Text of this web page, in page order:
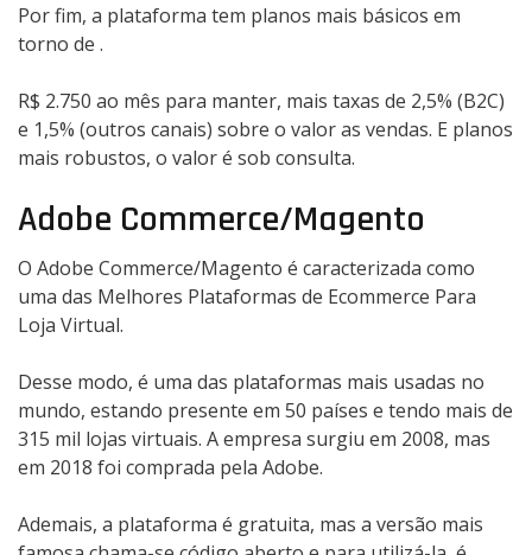
Por fim, a plataforma tem planos mais básicos em
torno de .
R$ 2.750 ao mês para manter, mais taxas de 2,5% (B2C)
e 1,5% (outros canais) sobre o valor as vendas. E planos
mais robustos, o valor é sob consulta.
Adobe Commerce/Magento
O Adobe Commerce/Magento é caracterizada como
uma das Melhores Plataformas de Ecommerce Para
Loja Virtual.
Desse modo, é uma das plataformas mais usadas no
mundo, estando presente em 50 países e tendo mais de
315 mil lojas virtuais. A empresa surgiu em 2008, mas
em 2018 foi comprada pela Adobe.
Ademais, a plataforma é gratuita, mas a versão mais